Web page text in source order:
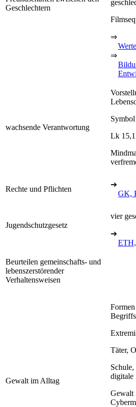
Geschlechtern
⇒
⇒
wachsende Verantwortung
Lk
Rechte und Pflichten
➔
GK,
Jugendschutzgesetz
vier
➔
Beurteilen gemeinschafts- und
lebenszerstörender
Verhaltensweisen
Gewalt im Alltag
Täter,
digitale
Gewalt